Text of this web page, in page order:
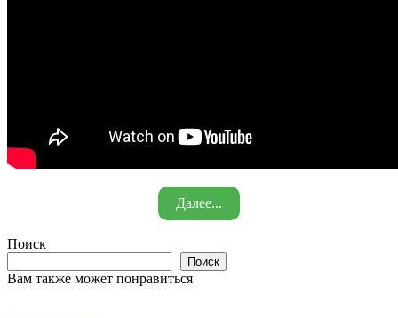
Далее...
Поиск
Поиск
Вам также может понравиться